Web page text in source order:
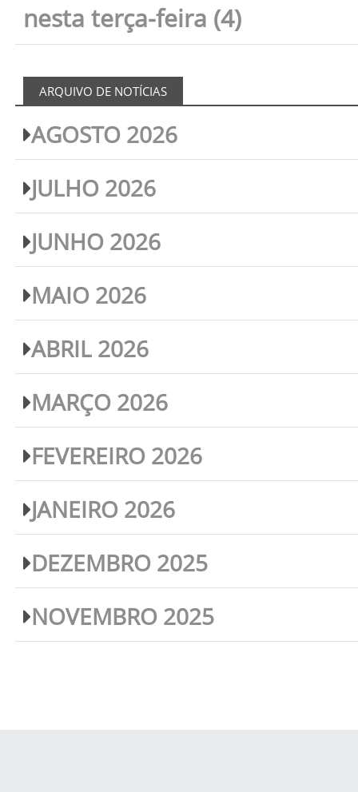
nesta terça-feira (4)
ARQUIVO DE NOTÍCIAS
AGOSTO 2026
JULHO 2026
JUNHO 2026
MAIO 2026
ABRIL 2026
MARÇO 2026
FEVEREIRO 2026
JANEIRO 2026
DEZEMBRO 2025
NOVEMBRO 2025